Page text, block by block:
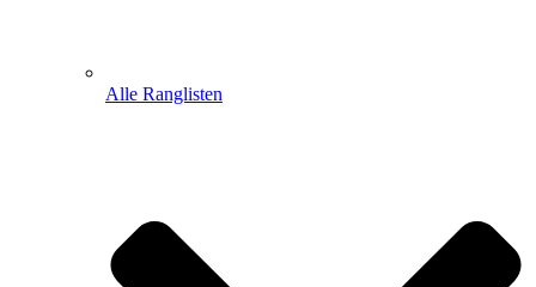
Alle Ranglisten